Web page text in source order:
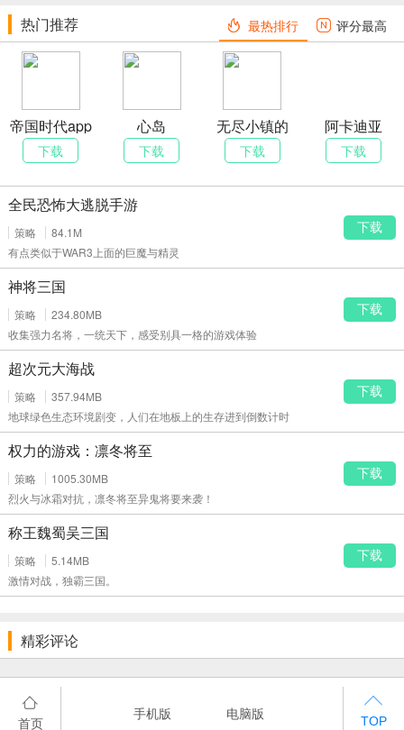
热门推荐 最热排行 评分最高
帝国时代app
游戏
下载
心岛
下载
无尽小镇的
少女
下载
阿卡迪亚
下载
全民恐怖大逃脱手游
策略
84.1M
有点类似于WAR3上面的巨魔与精灵
下载
神将三国
策略
234.80MB
收集强力名将，一统天下，感受别具一格的游戏体验
下载
超次元大海战
策略
357.94MB
地球绿色生态环境剧变，人们在地板上的生存进到倒数计时
下载
权力的游戏：凛冬将至
策略
1005.30MB
烈火与冰霜对抗，凛冬将至异鬼将要来袭！
下载
称王魏蜀吴三国
策略
5.14MB
激情对战，独霸三国。
下载
精彩评论
首页
手机版 电脑版 TOP